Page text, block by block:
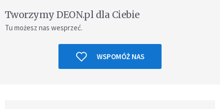
Tworzymy DEON.pl dla Ciebie
Tu możesz nas wesprzeć.
WSPOMÓŻ NAS